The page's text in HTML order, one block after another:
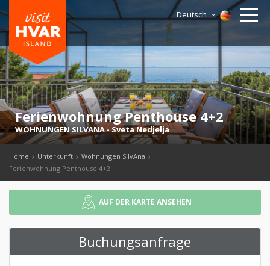
Deutsch
Ferienwohnung Penthouse 4+2
WOHNUNGEN SILVANA-Sveta Nedjelja
Home Unterkunft
Wohnungen SilvAna
Ferienwohnung Penthouse 4+2
AUF DER KARTE ANSEHEN
Buchungsanfrage